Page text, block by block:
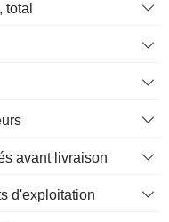
avant livraison
d'exploitation